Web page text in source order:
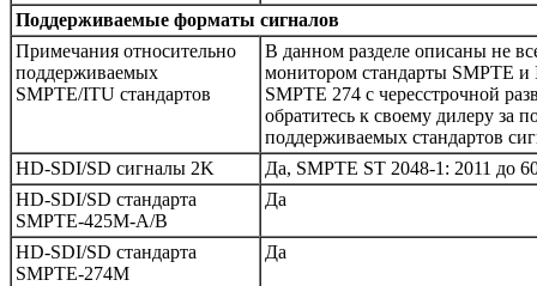
Поддерживаемые форматы сигналов
Примечания относительно
поддерживаемых
SMPTE/ITU стандартов
В данном разделе описаны не
монитором стандарты SMPTE
SMPTE 274 с чересстрочной
обратитесь к своему дилеру за
поддерживаемых стандартов
HD-SDI/SD сигналы 2K
Да, SMPTE ST 2048-1: 2011 до
HD-SDI/SD стандарта
SMPTE-425M-A/B
Да
HD-SDI/SD стандарта
SMPTE-274M
Да